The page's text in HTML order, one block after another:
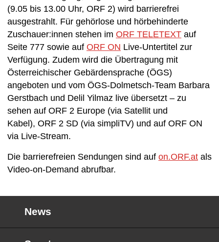
(9.05 bis 13.00 Uhr, ORF 2) wird barrierefrei
ausgestrahlt. Für gehörlose und hörbehinderte
Zuschauer:innen stehen im ORF TELETEXT auf
Seite 777 sowie auf ORF ON Live-Untertitel zur
Verfügung. Zudem wird die Übertragung mit
Österreichischer Gebärdensprache (ÖGS)
angeboten und vom ÖGS-Dolmetsch-Team Barbara
Gerstbach und Delil Yilmaz live übersetzt – zu
sehen auf ORF 2 Europe (via Satellit und
Kabel), ORF 2 SD (via simpliTV) und auf ORF ON
via Live-Stream.
Die barrierefreien Sendungen sind auf on.ORF.at als
Video-on-Demand abrufbar.
News